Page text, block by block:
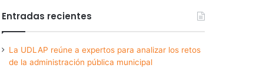
Entradas recientes
La UDLAP reúne a expertos para analizar los retos
de la administración pública municipal